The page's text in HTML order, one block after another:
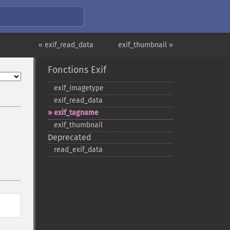
exif_thumbnail »
« exif_read_data
Fonctions Exif
exif_​imagetype
exif_​read_​data
exif_​tagname
exif_​thumbnail
Deprecated
read_​exif_​data